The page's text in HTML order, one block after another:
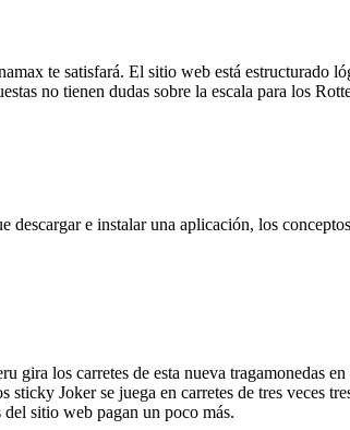
te satisfará. El sitio web está
no tienen dudas sobre la escala para los
e instalar una aplicación, los
gira los carretes de esta nueva
sticky Joker se juega en carretes de tres veces
del sitio web pagan un poco más.